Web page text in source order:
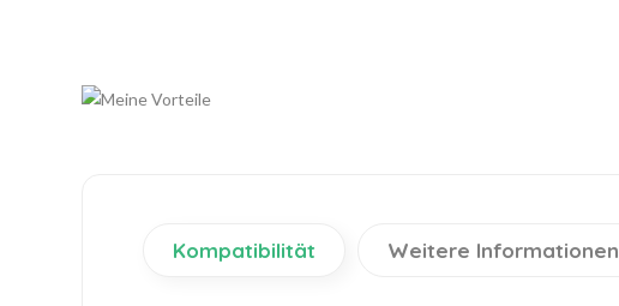
Kompatibilität Weitere Informationen